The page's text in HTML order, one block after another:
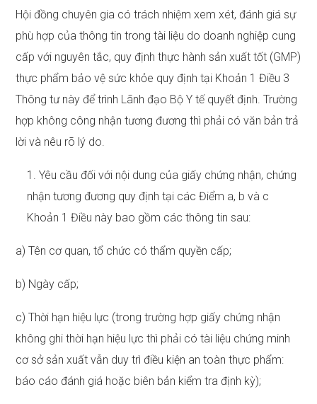
Hội đồng chuyên gia có trách nhiệm xem xét, đánh giá sự
phù hợp của thông tin trong tài liệu do doanh nghiệp cung
cấp với nguyên tắc, quy định thực hành sản xuất tốt (GMP)
thực phẩm bảo vệ sức khỏe quy định tại Khoản 1 Điều 3
Thông tư này để trình Lãnh đạo Bộ Y tế quyết định. Trường
hợp không công nhận tương đương thì phải có văn bản trả
lời và nêu rõ lý do.
1. Yêu cầu đối với nội dung của giấy chứng nhận, chứng
nhận tương đương quy định tại các Điểm a, b và c
Khoản 1 Điều này bao gồm các thông tin sau:
a) Tên cơ quan, tổ chức có thẩm quyền cấp;
b) Ngày cấp;
c) Thời hạn hiệu lực (trong trường hợp giấy chứng nhận
không ghi thời hạn hiệu lực thì phải có tài liệu chứng minh
cơ sở sản xuất vẫn duy trì điều kiện an toàn thực phẩm:
báo cáo đánh giá hoặc biên bản kiểm tra định kỳ);